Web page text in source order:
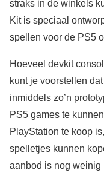
straks in de winkels
Kit is speciaal
spellen voor de PS5
Hoeveel devkit
kunt je voorstellen
inmiddels zo’n
PS5 games te
PlayStation te koop
spelletjes kunnen
aanbod is nog weinig